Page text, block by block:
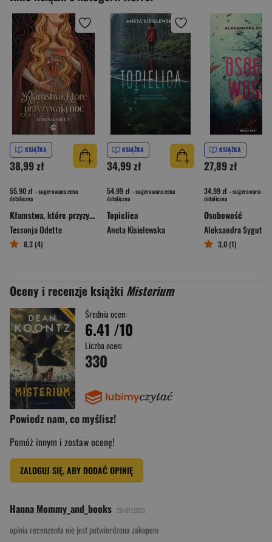
KSIĄŻKA
38,99 zł
55,90 zł - sugerowana cena
detaliczna
Kłamstwa, które przyzywają noc
Tessonja Odette
8,3 (4)
KSIĄŻKA
34,99 zł
54,99 zł - sugerowana cena
detaliczna
Topielica
Aneta Kisielewska
KSIĄŻKA
27,89 zł
34,99 zł - sugerowana cena
detaliczna
Osobowość
Aleksandra Sygut
3,0 (1)
Oceny i recenzje książki Misterium
Średnia ocen:
6.41 /10
Liczba ocen:
330
Powiedz nam, co myślisz!
Pomóż innym i zostaw ocenę!
ZALOGUJ SIĘ, ABY DODAĆ OPINIĘ
Hanna Mommy_and_books 25/07/2023
opinia recenzenta nie jest potwierdzona zakupem